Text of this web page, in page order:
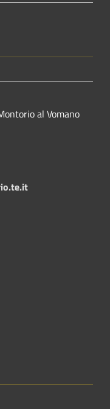
al Vomano